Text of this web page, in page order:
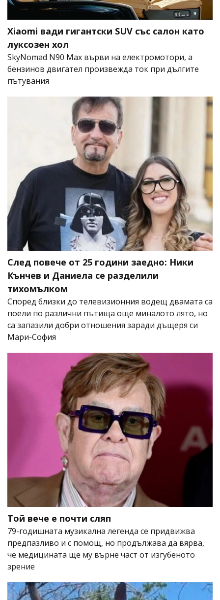
Xiaomi вади гигантски SUV със салон като
луксозен хол
SkyNomad N90 Max върви на електромотори, а
бензинов двигател произвежда ток при дългите
пътувания
След повече от 25 години заедно: Ники
Кънчев и Даниела се разделили
тихомълком
Според близки до телевизионния водещ двамата са
поели по различни пътища още миналото лято, но
са запазили добри отношения заради дъщеря си
Мари-София
Той вече е почти сляп
79-годишната музикална легенда се придвижва
предпазливо и с помощ, но продължава да вярва,
че медицината ще му върне част от изгубеното
зрение